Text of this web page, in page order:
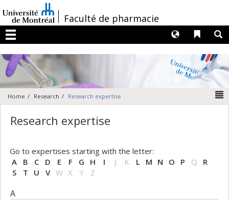
au
contenu
/Faculté de pharmacie
Menu
Liens
Langues
Home Research Research expertise
Research expertise
Go to expertises starting with the letter:
A
B C D E F G H I J K L M N O P Q
R
S
T U V W X Y Z
A